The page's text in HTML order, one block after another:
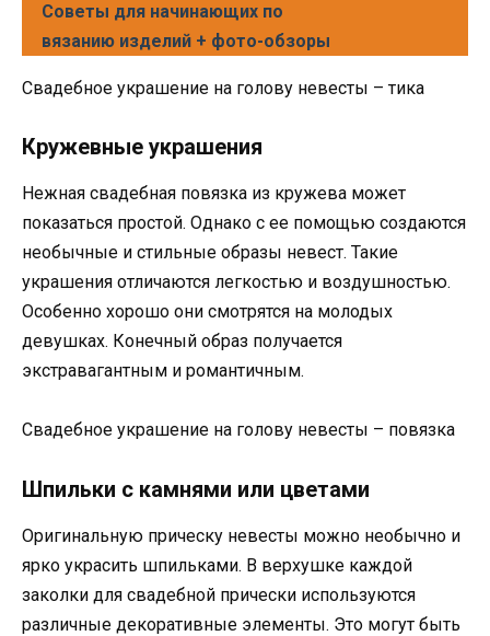
Советы для начинающих по
вязанию изделий + фото-обзоры
Свадебное украшение на голову невесты – тика
Кружевные украшения
Нежная свадебная повязка из кружева может
показаться простой. Однако с ее помощью создаются
необычные и стильные образы невест. Такие
украшения отличаются легкостью и воздушностью.
Особенно хорошо они смотрятся на молодых
девушках. Конечный образ получается
экстравагантным и романтичным.
Свадебное украшение на голову невесты – повязка
Шпильки с камнями или цветами
Оригинальную прическу невесты можно необычно и
ярко украсить шпильками. В верхушке каждой
заколки для свадебной прически используются
различные декоративные элементы. Это могут быть